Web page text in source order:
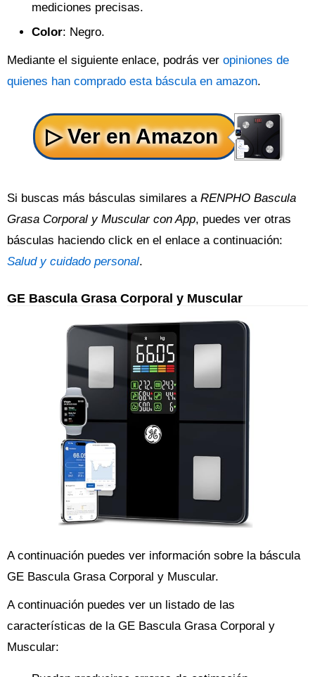
mediciones precisas.
Color: Negro.
Mediante el siguiente enlace, podrás ver opiniones de
quienes han comprado esta báscula en amazon.
Si buscas más básculas similares a RENPHO Bascula
Grasa Corporal y Muscular con App, puedes ver otras
básculas haciendo click en el enlace a continuación:
Salud y cuidado personal.
GE Bascula Grasa Corporal y Muscular
A continuación puedes ver información sobre la báscula
GE Bascula Grasa Corporal y Muscular.
A continuación puedes ver un listado de las
características de la GE Bascula Grasa Corporal y
Muscular: